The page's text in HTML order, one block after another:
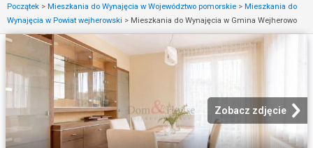
Początek > Mieszkania do Wynajęcia w Województwo pomorskie > Mieszkania do
Wynajęcia w Powiat wejherowski > Mieszkania do Wynajęcia w Gmina Wejherowo
Zobacz zdjęcie